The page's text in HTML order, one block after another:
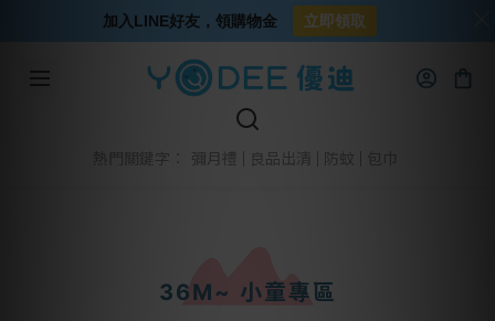
熱門關鍵字： 彌月禮 良品出清 防蚊
36M~ 小童專區
加入LINE好友，領購物金 立即領取